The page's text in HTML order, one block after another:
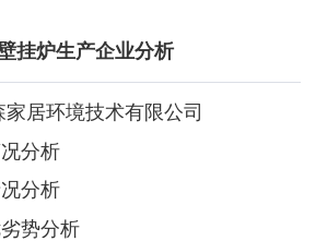
挂炉生产企业分析
居环境技术有限公司
分析
分析
势分析